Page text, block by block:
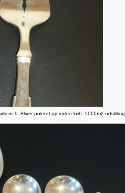
nr 1. Bliver poleret op inden køb. 5000m2